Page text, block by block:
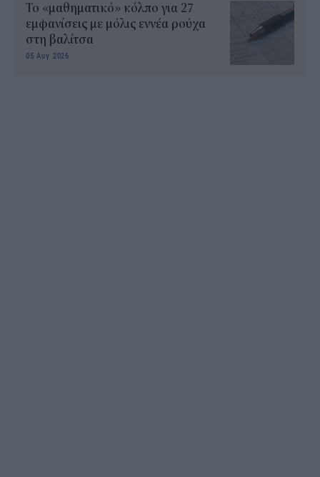
Το «μαθηματικό» κόλπο για 27
εμφανίσεις με μόλις εννέα ρούχα
στη βαλίτσα
05 Αυγ 2026